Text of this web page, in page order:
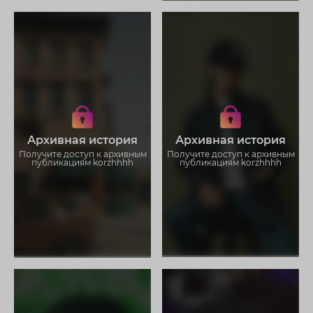
Архивная история
Получите доступ к архивным
публикациям korzhhhh
Получите доступ к архивным
историям korzhhhh
Не отвлекайтесь на рекламу
Загружайте истории без
ограничений
Архивная история
Получите доступ к архивным
публикациям korzhhhh
Получите доступ к архивным
историям korzhhhh
Не отвлекайтесь на рекламу
Загружайте истории без
ограничений